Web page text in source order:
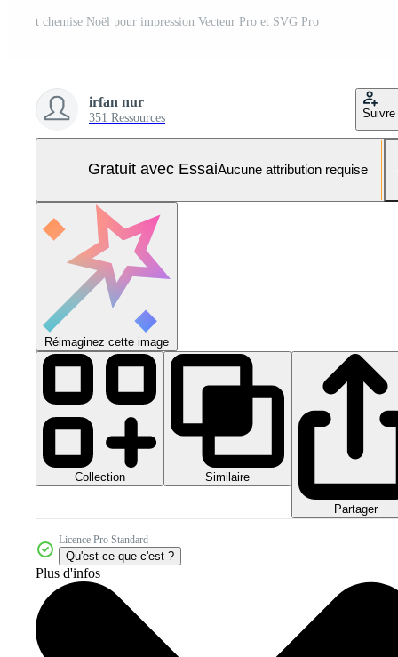
t chemise Noël pour impression Vecteur Pro et SVG Pro
irfan nur
351 Ressources Suivre
Gratuit avec EssaiAucune attribution requise
Réimaginez cette image
Collection Similaire
Partager
Licence Pro Standard
Qu'est-ce que c'est ?
Plus d'infos